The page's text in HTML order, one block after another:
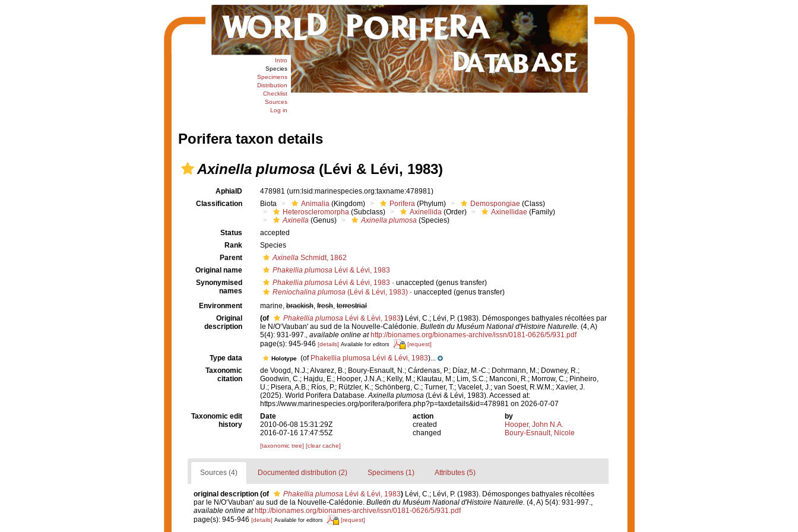
Intro
Species
Specimens
Distribution
Checklist
Sources
Log in
Porifera taxon details
Axinella plumosa(Lévi & Lévi, 1983)
AphiaID 478981 (urn:lsid:marinespecies.org:taxname:478981)
Classification
Biota Animalia (Kingdom) Porifera (Phylum) Demospongiae (Class)
Heteroscleromorpha (Subclass) Axinellida (Order) Axinellidae (Family)
Axinella (Genus) Axinella plumosa (Species)
Status
accepted
Rank
Species
Parent
Axinella Schmidt, 1862
Original name
Phakellia plumosa Lévi & Lévi, 1983
Synonymised
names
Phakellia plumosa Lévi & Lévi, 1983 · unaccepted (genus transfer)
Reniochalina plumosa (Lévi & Lévi, 1983) · unaccepted (genus transfer)
Environment
marine, brackish, fresh, terrestrial
Original
description
(of Phakellia plumosa Lévi & Lévi, 1983) Lévi, C.; Lévi, P. (1983). Démosponges bathyales récoltées par
le N/O‘Vauban' au sud de la Nouvelle-Calédonie. Bulletin du Muséum National d'Histoire Naturelle. (4, A)
5(4): 931-997., available online at http://bionames.org/bionames-archive/issn/0181-0626/5/931.pdf
page(s): 945-946 [details] Available for editors [request]
Type data Holotype (of Phakellia plumosa Lévi & Lévi, 1983)...
Taxonomic
citation
de Voogd, N.J.; Alvarez, B.; Boury-Esnault, N.; Cárdenas, P.; Díaz, M.-C.; Dohrmann, M.; Downey, R.;
Goodwin, C.; Hajdu, E.; Hooper, J.N.A.; Kelly, M.; Klautau, M.; Lim, S.C.; Manconi, R.; Morrow, C.; Pinheiro,
U.; Pisera, A.B.; Ríos, P.; Rützler, K.; Schönberg, C.; Turner, T.; Vacelet, J.; van Soest, R.W.M.; Xavier, J.
(2025). World Porifera Database.Axinella plumosa (Lévi & Lévi, 1983). Accessed at:
https://www.marinespecies.org/porifera/porifera.php?p=taxdetails&id=478981 on 2026-07-07
Taxonomic edit
history
Date action
by
2010-06-08 15:31:29Z
created
Hooper, John N.A.
2016-07-16 17:47:55Z
changed Boury-Esnault, Nicole
[taxonomic tree] [clear cache]
Sources (4) Documented distribution (2) Specimens (1) Attributes (5)
original description (of Phakellia plumosaLévi & Lévi, 1983) Lévi, C.; Lévi, P. (1983). Démosponges bathyales récoltées
par le N/O‘Vauban' au sud de la Nouvelle-Calédonie. Bulletin du Muséum National d'Histoire Naturelle. (4, A) 5(4): 931-997.,
available online at http://bionames.org/bionames-archive/issn/0181-0626/5/931.pdf
page(s): 945-946 [details] Available for editors [request]